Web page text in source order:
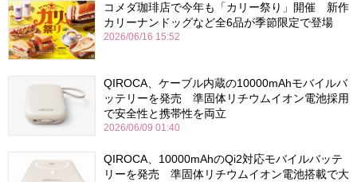
コメダ珈琲店で今年も「カリー祭り」開催 新作
カリーナンドッグなど全6品が季節限定で登場
2026/06/16 15:52
QIROCA、ケーブル内蔵の10000mAhモバイルバ
ッテリーを発売 準固体リチウムイオン電池採用
で安全性と携帯性を両立
2026/06/09 01:40
QIROCA、10000mAhのQi2対応モバイルバッテ
リーを発売 準固体リチウムイオン電池搭載で大